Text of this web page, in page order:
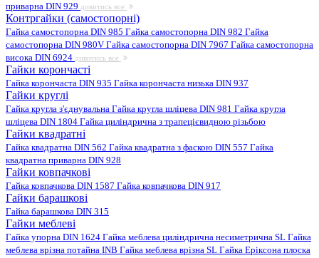
приварна DIN 929 дивитись все
Контргайки (самостопорні)
Гайка самостопорна DIN 985 Гайка самостопорна DIN 982 Гайка
самостопорна DIN 980V Гайка самостопорна DIN 7967 Гайка самостопорна
висока DIN 6924 дивитись все
Гайки корончасті
Гайка корончаста DIN 935 Гайка корончаста низька DIN 937
Гайки круглі
Гайка кругла з'єднувальна Гайка кругла шліцева DIN 981 Гайка кругла
шліцева DIN 1804 Гайка циліндрична з трапецієвидною різьбою
Гайки квадратні
Гайка квадратна DIN 562 Гайка квадратна з фаскою DIN 557 Гайка
квадратна приварна DIN 928
Гайки ковпачкові
Гайка ковпачкова DIN 1587 Гайка ковпачкова DIN 917
Гайки барашкові
Гайка барашкова DIN 315
Гайки меблеві
Гайка упорна DIN 1624 Гайка меблева циліндрична несиметрична SL Гайка
меблева врізна потайна INB Гайка меблева врізна SL Гайка Еріксона плоска